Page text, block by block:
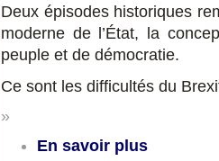
Deux épisodes historiques
moderne de l’État, la
peuple et de démocratie.
Ce sont les difficultés du
»
En savoir plus